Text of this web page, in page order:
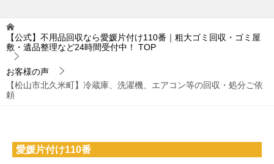
【公式】不用品回収なら愛媛片付け110番｜粗大ゴミ回収・ゴミ屋
敷・遺品整理など24時間受付中！
TOP
お客様の声
【松山市北久米町】冷蔵庫、洗濯機、エアコン等の回収・処分ご依
頼
愛媛片付け110番